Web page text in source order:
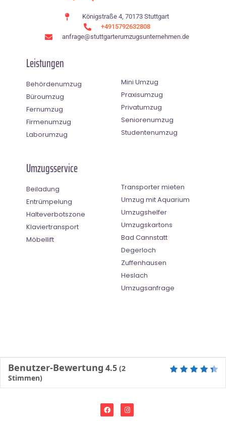
Königstraße 4, 70173 Stuttgart
+4915792632808
anfrage@stuttgarterumzugsunternehmen.de
Leistungen
Behördenumzug
Büroumzug
Fernumzug
Firmenumzug
Laborumzug
Mini Umzug
Praxisumzug
Privatumzug
Seniorenumzug
Studentenumzug
Umzugsservice
Beiladung
Entrümpelung
Halteverbotszone
Klaviertransport
Möbellift
Transporter mieten
Umzug mit Aquarium
Umzugshelfer
Umzugskartons
Bad Cannstatt
Degerloch
Zuffenhausen
Heslach
Umzugsanfrage
Benutzer-Bewertung 4.5 (2
Stimmen)